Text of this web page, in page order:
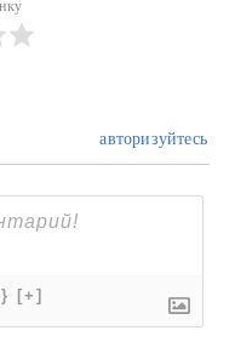
авторизуйтесь
[+]